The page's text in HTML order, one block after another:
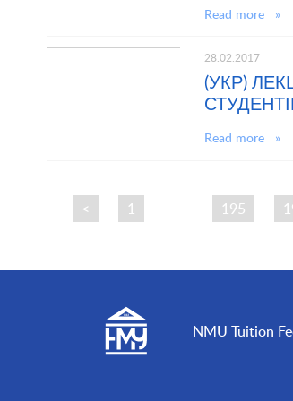
Read more »
28.02.2017
(УКР)
Read more »
< 1 195
NMU Tuition